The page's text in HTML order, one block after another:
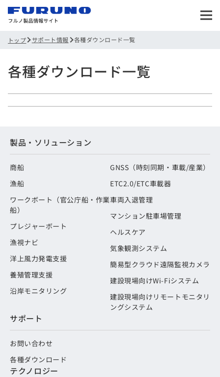
トップ サポート情報 各種ダウンロード一覧
各種ダウンロード一覧
製品・ソリューション
商船
漁船
ワークボート（官公庁船・作業
船）
プレジャーボート
漁視ナビ
洋上風力発電支援
養殖管理支援
沿岸モニタリング
GNSS（時刻同期・車載/産業）
ETC2.0/ETC車載器
車両入退管理
マンション駐車場管理
ヘルスケア
気象観測システム
簡易型クラウド遠隔監視カメラ
建設現場向けWi-Fiシステム
建設現場向けリモートモニタリ
ングシステム
サポート
お問い合わせ
各種ダウンロード
テクノロジー